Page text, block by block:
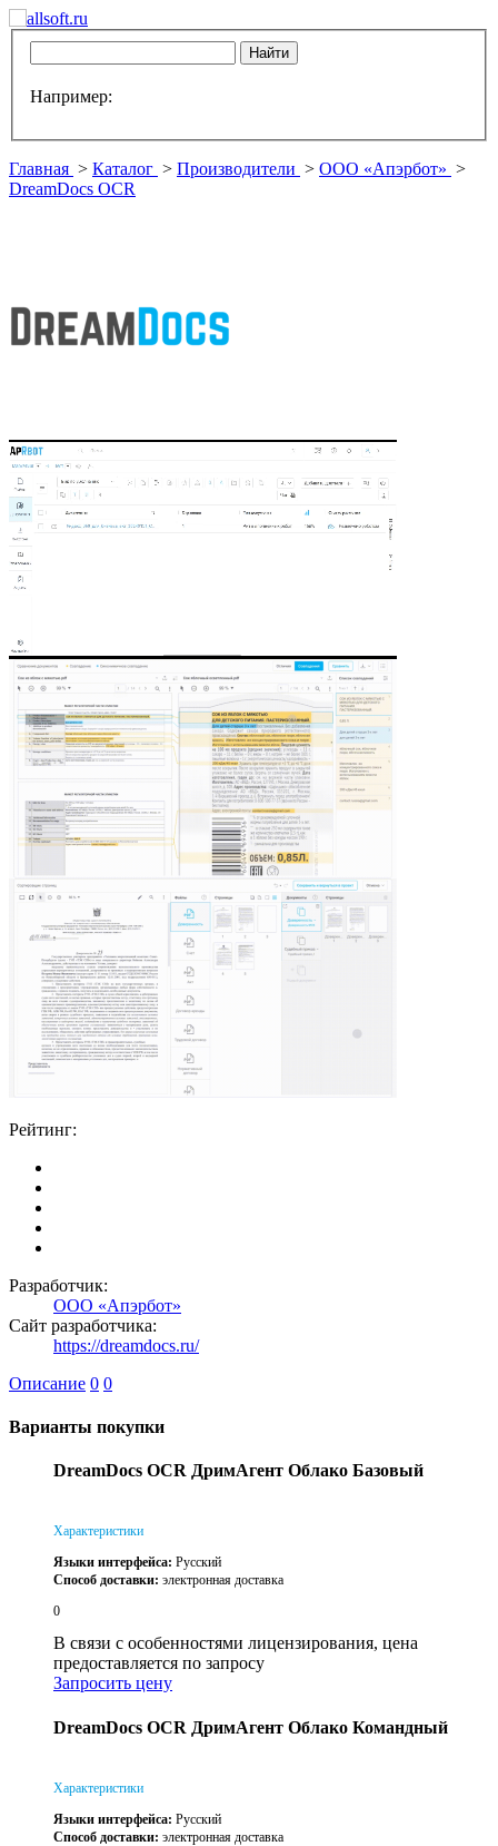
Например:
Главная > Каталог > Производители > ООО «Апэрбот» >
DreamDocs OCR
Рейтинг:
Разработчик:
ООО «Апэрбот»
Сайт разработчика:
https://dreamdocs.ru/
Описание 0 0
Варианты покупки
DreamDocs OCR ДримАгент Облако Базовый
Характеристики
Языки интерфейса: Русский
Способ доставки: электронная доставка
0
В связи с особенностями лицензирования, цена
предоставляется по запросу
Запросить цену
DreamDocs OCR ДримАгент Облако Командный
Характеристики
Языки интерфейса: Русский
Способ доставки: электронная доставка